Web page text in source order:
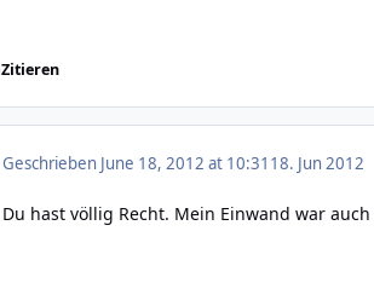
Zitieren
Geschrieben June 18, 2012 at 10:31 18. Jun 2012
Du hast völlig Recht. Mein Einwand war